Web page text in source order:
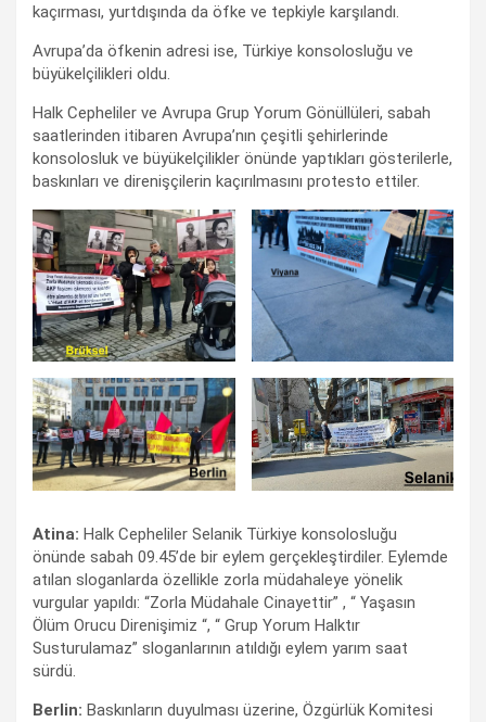
kaçırması, yurtdışında da öfke ve tepkiyle karşılandı.
Avrupa’da öfkenin adresi ise, Türkiye konsolosluğu ve
büyükelçilikleri oldu.
Halk Cepheliler ve Avrupa Grup Yorum Gönüllüleri, sabah
saatlerinden itibaren Avrupa’nın çeşitli şehirlerinde
konsolosluk ve büyükelçilikler önünde yaptıkları gösterilerle,
baskınları ve direnişçilerin kaçırılmasını protesto ettiler.
Atina: Halk Cepheliler Selanik Türkiye konsolosluğu
önünde sabah 09.45’de bir eylem gerçekleştirdiler. Eylemde
atılan sloganlarda özellikle zorla müdahaleye yönelik
vurgular yapıldı: “Zorla Müdahale Cinayettir” , “ Yaşasın
Ölüm Orucu Direnişimiz “, “ Grup Yorum Halktır
Susturulamaz” sloganlarının atıldığı eylem yarım saat
sürdü.
Berlin: Baskınların duyulması üzerine, Özgürlük Komitesi